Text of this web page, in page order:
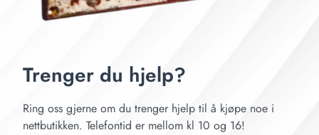
Trenger du hjelp?
Ring oss gjerne om du trenger hjelp til å kjøpe noe i
nettbutikken. Telefontid er mellom kl 10 og 16!